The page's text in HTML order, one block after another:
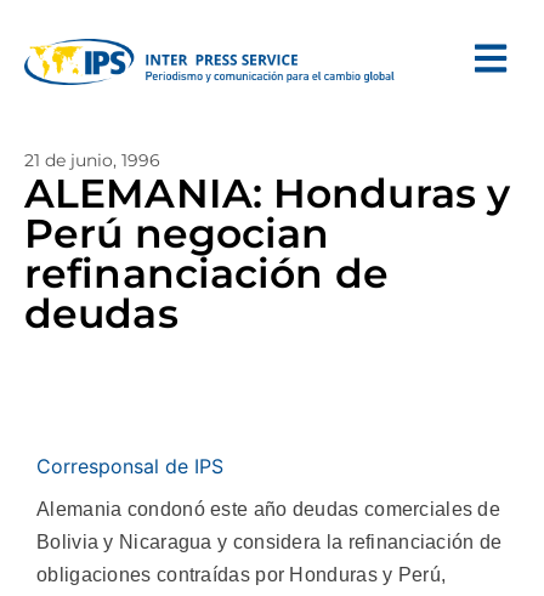
21 de junio, 1996
ALEMANIA: Honduras y
Perú negocian
refinanciación de
deudas
Corresponsal de IPS
Alemania condonó este año deudas comerciales de
Bolivia y Nicaragua y considera la refinanciación de
obligaciones contraídas por Honduras y Perú,